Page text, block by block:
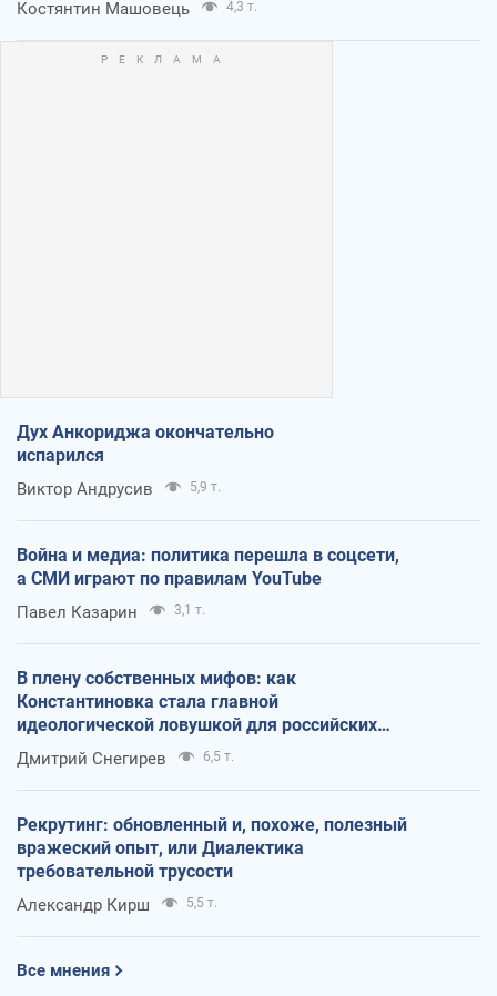
Костянтин Машовець 4,3 т.
Дух Анкориджа окончательно
испарился
Виктор Андрусив 5,9 т.
Война и медиа: политика перешла в соцсети,
а СМИ играют по правилам YouTube
Павел Казарин 3,1 т.
В плену собственных мифов: как
Константиновка стала главной
идеологической ловушкой для российских
оккупантов
Дмитрий Снегирев 6,5 т.
Рекрутинг: обновленный и, похоже, полезный
вражеский опыт, или Диалектика
требовательной трусости
Александр Кирш 5,5 т.
Все мнения